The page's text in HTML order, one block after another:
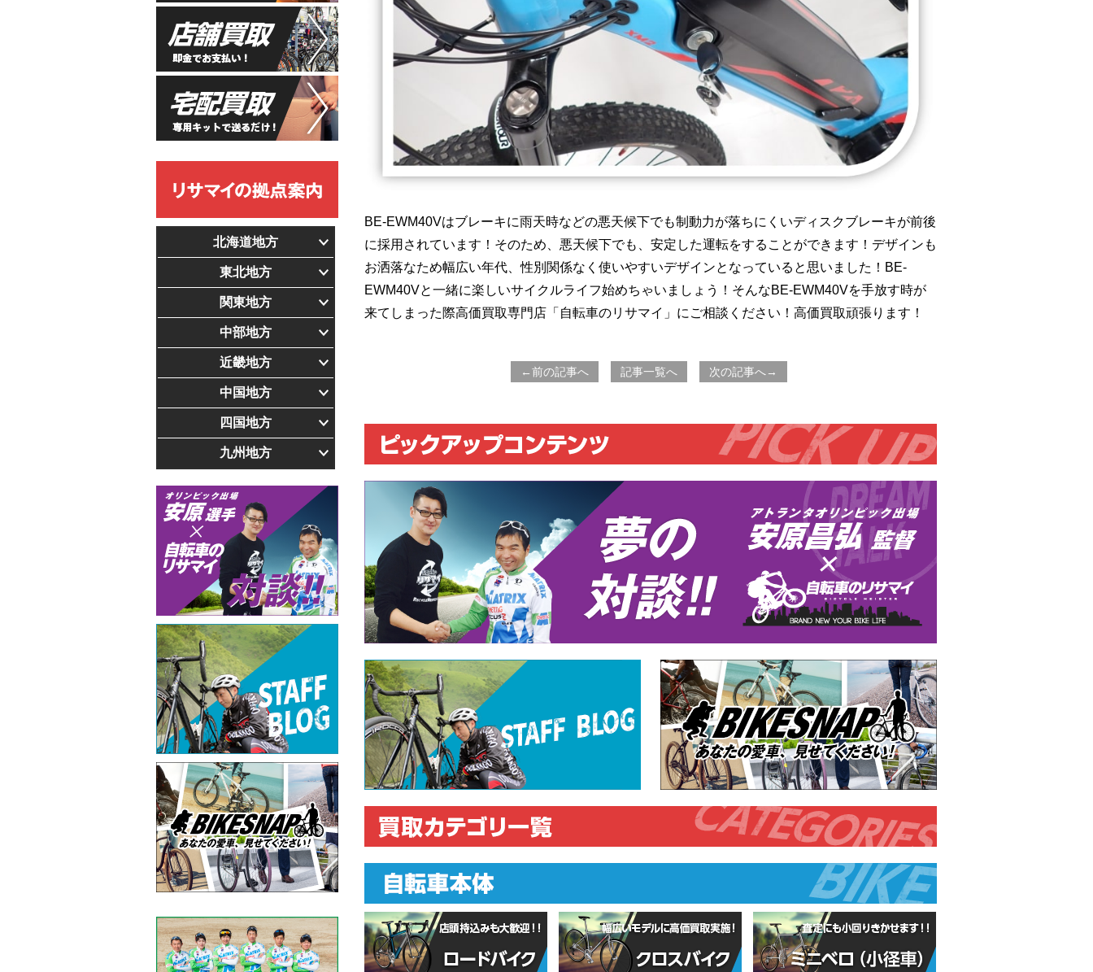
BE-EWM40Vはブレーキに雨天時などの悪天候下でも制動力が落ちにくいディスクブレーキが前後
に採用されています！そのため、悪天候下でも、安定した運転をすることができます！デザインも
お洒落なため幅広い年代、性別関係なく使いやすいデザインとなっていると思いました！BE-
EWM40Vと一緒に楽しいサイクルライフ始めちゃいましょう！そんなBE-EWM40Vを手放す時が
来てしまった際高価買取専門店「自転車のリサマイ」にご相談ください！高価買取頑張ります！
←前の記事へ 記事一覧へ 次の記事へ→
北海道地方
東北地方
関東地方
中部地方
近畿地方
中国地方
四国地方
九州地方